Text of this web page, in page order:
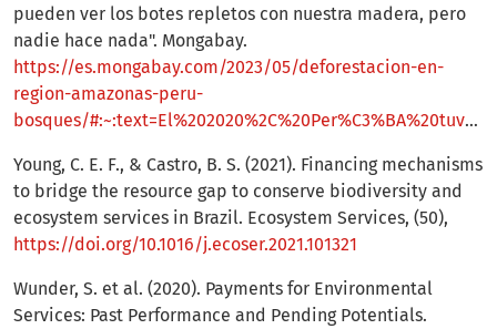
pueden ver los botes repletos con nuestra madera, pero
nadie hace nada". Mongabay.
https://es.mongabay.com/2023/05/deforestacion-en-
region-amazonas-peru-
bosques/#:~:text=El%202020%2C%20Per%C3%BA%20tuvo%20la,2022%20repunt%C3%B3%20hasta%205806%20hect%C3%A1reas
Young, C. E. F., & Castro, B. S. (2021). Financing mechanisms
to bridge the resource gap to conserve biodiversity and
ecosystem services in Brazil. Ecosystem Services, (50),
https://doi.org/10.1016/j.ecoser.2021.101321
Wunder, S. et al. (2020). Payments for Environmental
Services: Past Performance and Pending Potentials.